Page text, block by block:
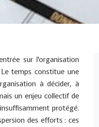
sur l'organisation
temps constitue une
à décider, à
un enjeu collectif de
protégé.
des efforts : ces